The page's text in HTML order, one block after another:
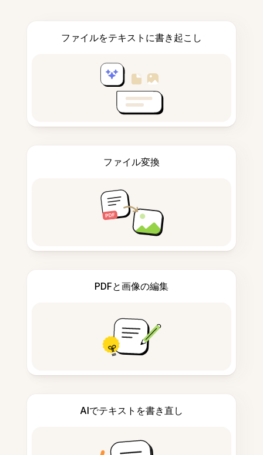
ファイルをテキストに書き起こし
ファイル変換
PDFと画像の編集
AIでテキストを書き直し